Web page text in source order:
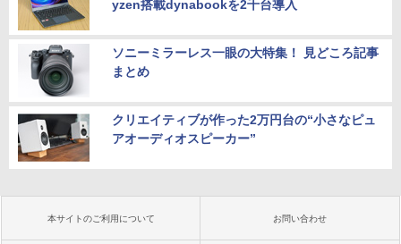
yzen搭載dynabookを2千台導入
ソニーミラーレス一眼の大特集！ 見どころ記事
まとめ
クリエイティブが作った2万円台の“小さなピュ
アオーディオスピーカー”
本サイトのご利用について お問い合わせ